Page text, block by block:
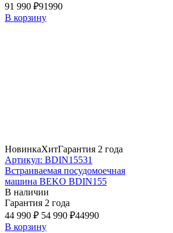
91 990 ₽91990
В корзину
НовинкаХитГарантия 2 года
Артикул: BDIN15531
Встраиваемая посудомоечная
машина BEKO BDIN155
В наличии
Гарантия 2 года
44 990 ₽ 54 990 ₽44990
В корзину